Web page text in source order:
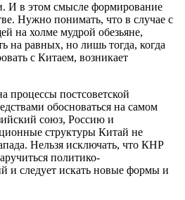
И в этом смысле формирование
Нужно понимать, что в случае с
на холме мудрой обезьяне,
на равных, но лишь тогда, когда
с Китаем, возникает
процессы постсоветской
обосноваться на самом
союз, Россию и
структуры Китай не
Нельзя исключать, что КНР
политико-
и следует искать новые формы и